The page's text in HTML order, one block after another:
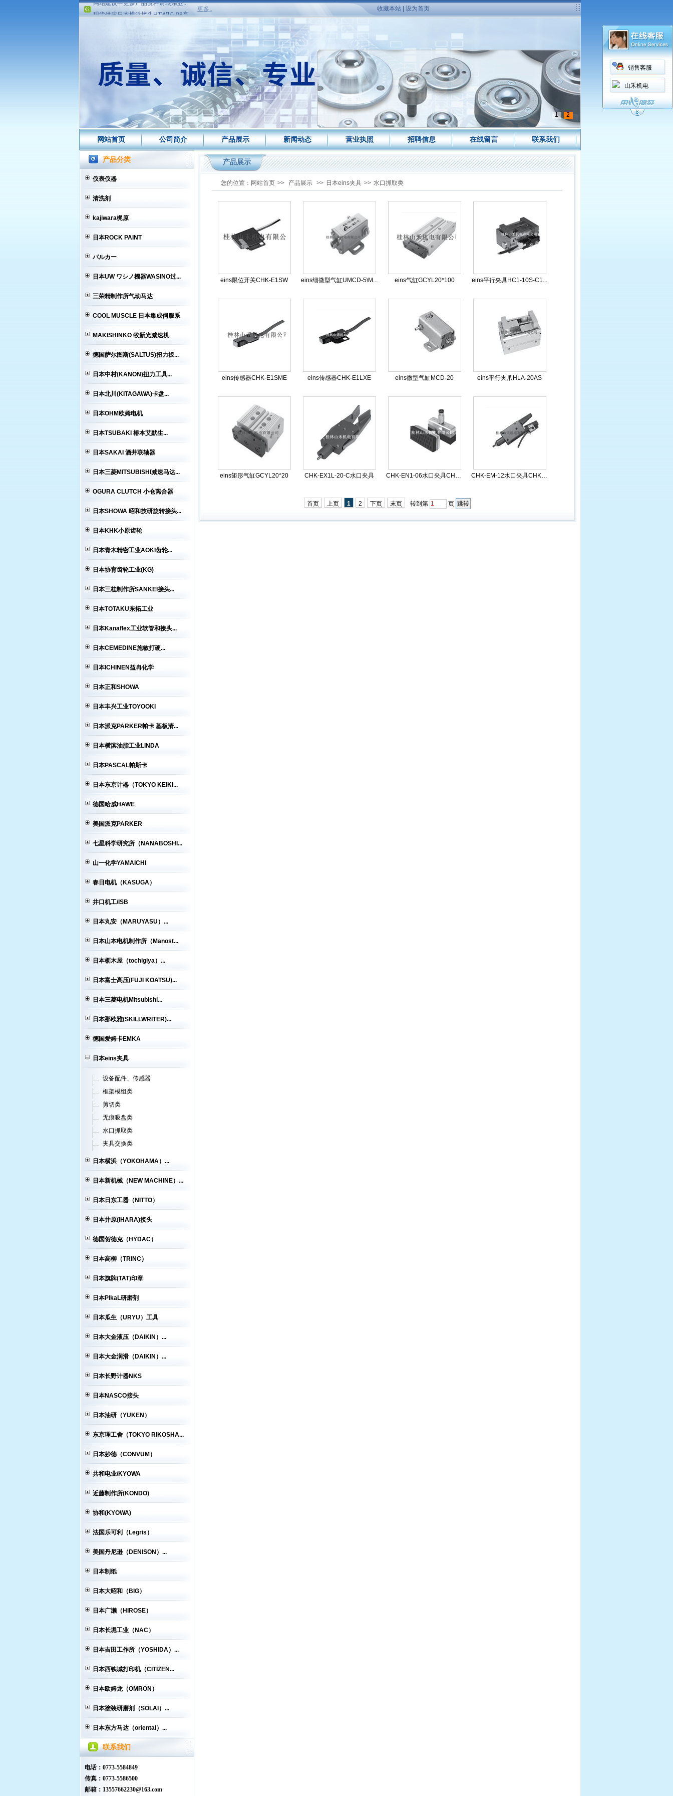
销售客服
山禾机电
现货供应日本横浜接头HTW10-08高...
现货供应日本横浜LAR1005-08B接...
网站建设中更多产品资料请联系业...
现货供应日本横浜接头HTW10-08高...
现货供应日本横浜LAR1005-08B接...
现货供应日本横浜LAR1005-06B接...
现货供应丰田专用看板盒、增高条...
网站建设中更多产品资料请联系业...
更多.. 收藏本站| 设为首页
1 2
网站首页 公司简介 产品展示 新闻动态 营业执照 招聘信息 在线留言 联系我们
产品分类
仪表仪器
清洗剂
kajiwara梶原
日本ROCK PAINT
バルカー
日本UW ワシノ機器WASINO过...
三荣精制作所气动马达
COOL MUSCLE 日本集成伺服系
MAKISHINKO 牧新光减速机
德国萨尔图斯(SALTUS)扭力扳...
日本中村(KANON)扭力工具...
日本北川(KITAGAWA)卡盘...
日本OHM欧姆电机
日本TSUBAKI 椿本艾默生...
日本SAKAI 酒井联轴器
日本三菱MITSUBISHI减速马达...
OGURA CLUTCH 小仓离合器
日本SHOWA 昭和技研旋转接头...
日本KHK小原齿轮
日本青木精密工业AOKI齿轮...
日本协育齿轮工业(KG)
日本三桂制作所SANKEI接头...
日本TOTAKU东拓工业
日本Kanaflex工业软管和接头...
日本CEMEDINE施敏打硬...
日本ICHINEN益冉化学
日本正和SHOWA
日本丰兴工业TOYOOKI
日本派克PARKER帕卡 基板清...
日本横滨油脂工业LINDA
日本PASCAL帕斯卡
日本东京计器（TOKYO KEIKI...
德国哈威HAWE
美国派克PARKER
七星科学研究所（NANABOSHI...
山一化学YAMAICHI
春日电机（KASUGA）
井口机工/ISB
日本丸安（MARUYASU）...
日本山本电机制作所（Manost...
日本枥木屋（tochigiya）...
日本富士高压(FUJI KOATSU)...
日本三菱电机Mitsubishi...
日本那欧雅(SKILLWRITER)...
德国爱姆卡EMKA
日本eins夹具
设备配件、传感器
框架模组类
剪切类
无痕吸盘类
水口抓取类
夹具交换类
日本横浜（YOKOHAMA）...
日本新机械（NEW MACHINE）...
日本日东工器（NITTO）
日本井原(IHARA)接头
德国贺德克（HYDAC）
日本高柳（TRINC）
日本旗牌(TAT)印章
日本PIkaL研磨剂
日本瓜生（URYU）工具
日本大金液压（DAIKIN）...
日本大金润滑（DAIKIN）...
日本长野计器NKS
日本NASCO接头
日本油研（YUKEN）
东京理工舍（TOKYO RIKOSHA...
日本妙德（CONVUM）
共和电业/KYOWA
近藤制作所(KONDO)
协和(KYOWA)
法国乐可利（Legris）
美国丹尼逊（DENISON）...
日本制纸
日本大昭和（BIG）
日本广濑（HIROSE）
日本长堀工业（NAC）
日本吉田工作所（YOSHIDA）...
日本西铁城打印机（CITIZEN...
日本欧姆龙（OMRON）
日本塗装研磨剂（SOLAI）...
日本东方马达（oriental）...
联系我们
电话：0773-5584849
传真：0773-5586500
邮箱：13557662230@163.com
产品展示
您的位置： 网站首页 >> 产品展示 >> 日本eins夹具 >> 水口抓取类
eins限位开关CHK-E1SW eins细微型气缸UMCD-5\M... eins气缸GCYL20*100 eins平行夹具HC1-10S-C1...
eins传感器CHK-E1SME eins传感器CHK-E1LXE eins微型气缸MCD-20 eins平行夹爪HLA-20AS
eins矩形气缸GCYL20*20 CHK-EX1L-20-C水口夹具 CHK-EN1-06水口夹具CHK-... CHK-EM-12水口夹具CHK-M...
首页 上页 1 2 下页 末页 转到第 页